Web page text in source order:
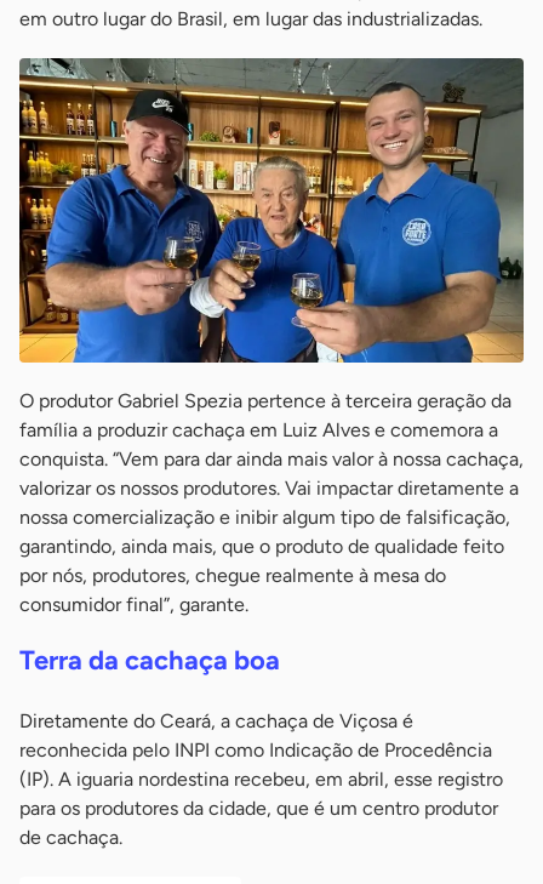
em outro lugar do Brasil, em lugar das industrializadas.
O produtor Gabriel Spezia pertence à terceira geração da
família a produzir cachaça em Luiz Alves e comemora a
conquista. “Vem para dar ainda mais valor à nossa cachaça,
valorizar os nossos produtores. Vai impactar diretamente a
nossa comercialização e inibir algum tipo de falsificação,
garantindo, ainda mais, que o produto de qualidade feito
por nós, produtores, chegue realmente à mesa do
consumidor final”, garante.
Terra da cachaça boa
Diretamente do Ceará, a cachaça de Viçosa é
reconhecida pelo INPI como Indicação de Procedência
(IP). A iguaria nordestina recebeu, em abril, esse registro
para os produtores da cidade, que é um centro produtor
de cachaça.